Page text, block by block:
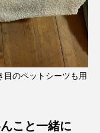
目のペットシーツも用
こと一緒に